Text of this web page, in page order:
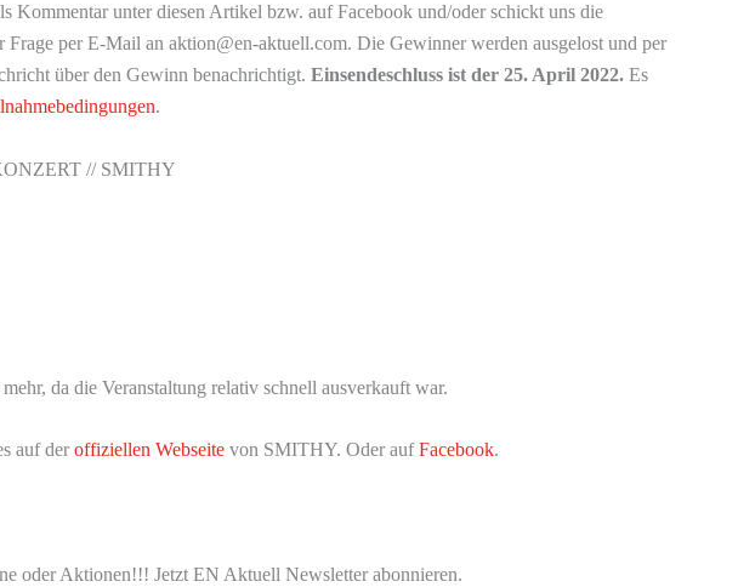
Kommentar unter diesen Artikel bzw. auf Facebook und/oder schickt uns die
Frage per E-Mail an aktion@en-aktuell.com. Die Gewinner werden ausgelost und per
über den Gewinn benachrichtigt. Einsendeschluss ist der 25. April 2022. Es
.
// SMITHY
da die Veranstaltung relativ schnell ausverkauft war.
auf der offiziellen Webseite von SMITHY. Oder aufFacebook.
oder Aktionen!!! Jetzt EN Aktuell Newsletter abonnieren.